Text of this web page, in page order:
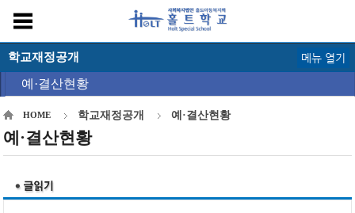
학교재정공개
예·결산현황
메뉴 열기
HOME 학교재정공개 예·결산현황
예·결산현황